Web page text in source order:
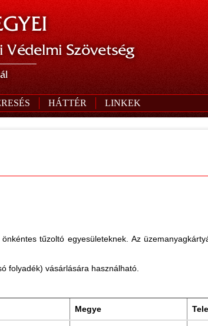
Védelmi Szövetség
HÁTTÉR LINKEK
tűzoltó egyesületeknek. Az
folyadék) vásárlására használható.
Megye